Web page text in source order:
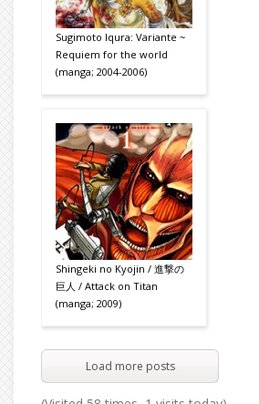
Sugimoto Iqura: Variante ~
Requiem for the world
(manga; 2004-2006)
Shingeki no Kyojin / 進撃の
巨人 / Attack on Titan
(manga; 2009)
Load more posts